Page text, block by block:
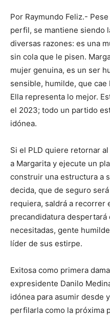
Por Raymundo Feliz.-
perfil, se mantiene siendo
diversas razones: es una
sin cola que le pisen.
mujer genuina, es un ser
sensible, humilde, que
Ella representa lo mejor.
el 2023; todo un partido
idónea.
Si el PLD quiere retornar
a Margarita y ejecute un
construir una estructura a
decida, que de seguro
requiera, saldrá a recorrer
precandidatura
necesitadas, gente
líder de sus estirpe.
Exitosa como primera
expresidente Danilo
idónea para asumir desde
perfilarla como la próxima